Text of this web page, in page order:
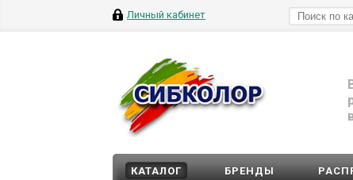
Личный кабинет
КАТАЛОГ БРЕНДЫ